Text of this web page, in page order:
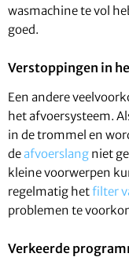
wasmachine te vol
goed.
Verstoppingen in
Een andere
het afvoersysteem.
in de trommel en
deafvoerslang niet
kleine voorwerpen
regelmatig hetfilter
problemen te
Verkeerde